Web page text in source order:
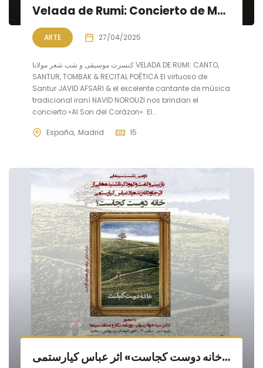
Velada de Rumi: Concierto de Música & Poesía
ARTE 27/04/2025
کنسرت موسیقی و شب شعر مولانا VELADA DE RUMI: CANTO,
SANTUR, TOMBAK & RECITAL POÉTICA El virtuoso de
Santur JAVID AFSARI & el excelente cantante de música
tradicional iraní NAVID NOROUZI nos brindan el
concierto «Al Son del Corázon» El...
España Madrid 15
نمایش و بررسی «خانه دوست کجاست» اثر عباس کیارستمی